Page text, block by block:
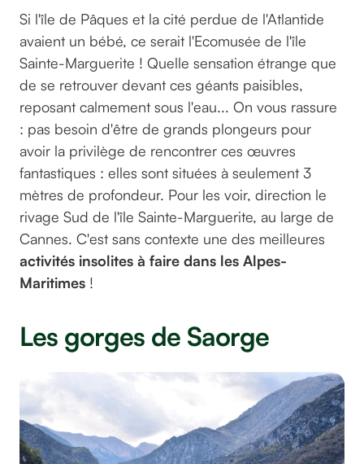
Si l'île de Pâques et la cité perdue de l'Atlantide
avaient un bébé, ce serait l'Ecomusée de l'île
Sainte-Marguerite ! Quelle sensation étrange que
de se retrouver devant ces géants paisibles,
reposant calmement sous l'eau... On vous rassure
: pas besoin d'être de grands plongeurs pour
avoir la privilège de rencontrer ces œuvres
fantastiques : elles sont situées à seulement 3
mètres de profondeur. Pour les voir, direction le
rivage Sud de l'île Sainte-Marguerite, au large de
Cannes. C'est sans contexte une des meilleures
activités insolites à faire dans les Alpes-
Maritimes !
Les gorges de Saorge